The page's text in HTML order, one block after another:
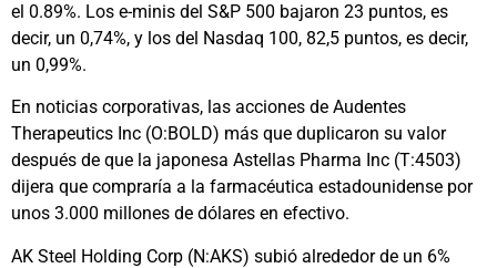
el 0.89%. Los e-minis del S&P 500 bajaron 23 puntos, es
decir, un 0,74%, y los del Nasdaq 100, 82,5 puntos, es decir,
un 0,99%.
En noticias corporativas, las acciones de Audentes
Therapeutics Inc (O:BOLD) más que duplicaron su valor
después de que la japonesa Astellas Pharma Inc (T:4503)
dijera que compraría a la farmacéutica estadounidense por
unos 3.000 millones de dólares en efectivo.
AK Steel Holding Corp (N:AKS) subió alrededor de un 6%